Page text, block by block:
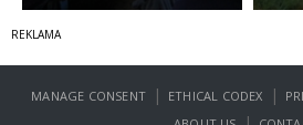
MANAGE CONSENT | ETHICAL CODEX |